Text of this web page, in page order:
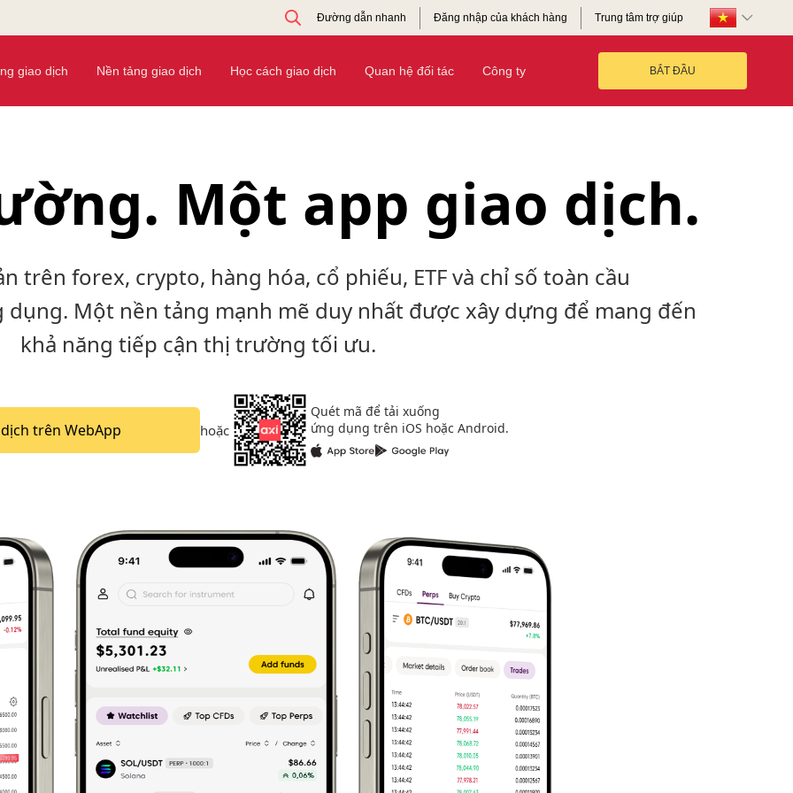
Đường dẫn nhanh Đăng nhập của khách hàng Trung tâm trợ giúp
giao dịch Nền tảng giao dịch Học cách giao dịch Quan hệ đối tác Công ty BẮT ĐẦU
Một app giao dịch.
trên forex, crypto, hàng hóa, cổ phiếu, ETF và chỉ số toàn cầu
Một nền tảng mạnh mẽ duy nhất được xây dựng để mang đến
khả năng tiếp cận thị trường tối ưu.
trên WebApp hoặc
Quét mã để tải xuống
ứng dụng trên iOS hoặc Android.